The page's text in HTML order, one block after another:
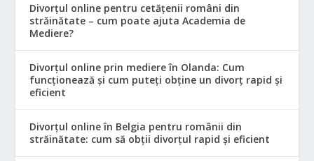
Divorțul online pentru cetățenii români din
străinătate – cum poate ajuta Academia de
Mediere?
Divorțul online prin mediere în Olanda: Cum
funcționează și cum puteți obține un divorț rapid și
eficient
Divorțul online în Belgia pentru românii din
străinătate: cum să obții divorțul rapid și eficient